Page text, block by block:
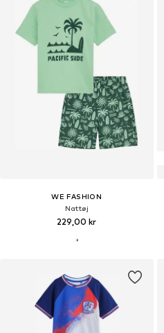
WE FASHION
Nattøj
229,00 kr